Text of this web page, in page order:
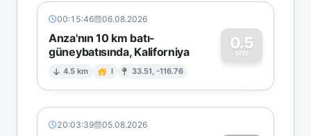
00:15:46 06.08.2026
Anza'nın 10 km batı-
güneybatısında, Kaliforniya
4.5 km I 33.51, -116.76
0.5
MW
0
20:03:39 05.08.2026